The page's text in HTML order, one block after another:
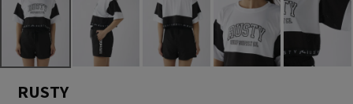
RUSTY